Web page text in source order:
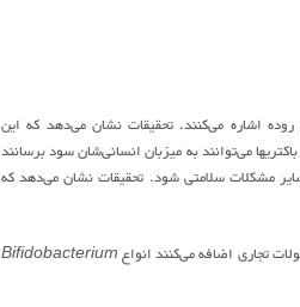
روده اشاره می‌کنند. تحقیقات نشان می‌دهد که این
می‌توانند به میزبان انسانی‌شان سود برسانند
مشکلات سلامتی شود. تحقیقات نشان می‌دهد که
تجاری اضافه می‌کنند انواعBifidobacterium